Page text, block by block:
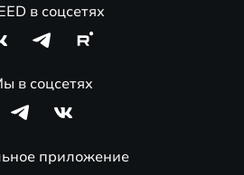
приложение
в соцсетях
в соцсетях